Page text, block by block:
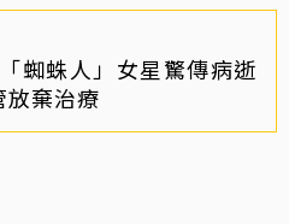
蜘蛛人」女星驚傳病逝
放棄治療